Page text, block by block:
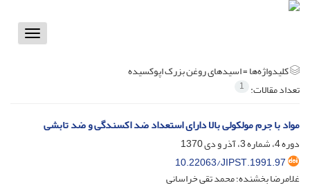
Toggle
کلیدواژه‌ها =اسیدهای روغن بزرک اپوکسیده
تعداد مقالات: 1
مواد با جرم مولکولی بالا دارای استعداد ضد اکسندگی و ضد تابشی
دوره 4، شماره 3، آذر و دی 1370
10.22063/JIPST.1991.97
غلامرضا بخشنده؛ محمد تقی خراسانی